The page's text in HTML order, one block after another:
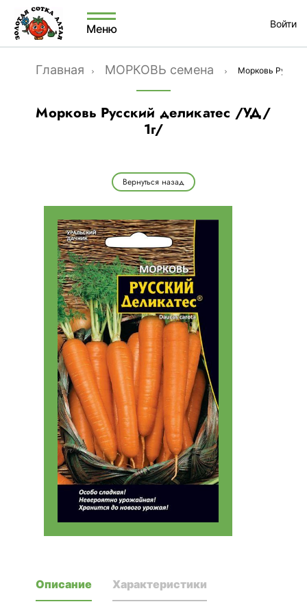
Меню Войти
Главная МОРКОВЬ семена Морковь
Морковь Русский деликатес /УД/
1г/
Вернуться назад
Описание Характеристики